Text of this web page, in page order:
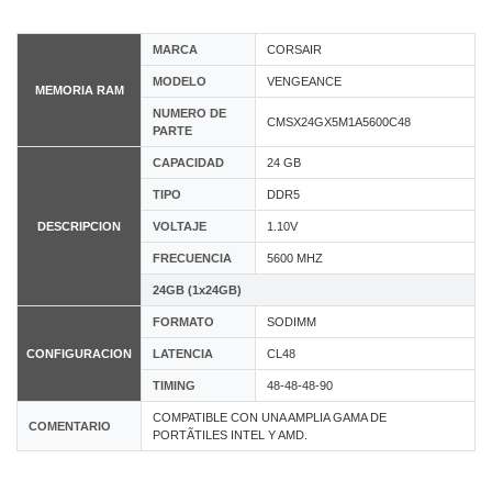
MEMORIA RAM
MARCA CORSAIR
MODELO VENGEANCE
NUMERO DE
PARTE
CMSX24GX5M1A5600C48
DESCRIPCION
CAPACIDAD 24 GB
TIPO DDR5
VOLTAJE 1.10V
FRECUENCIA 5600 MHZ
24GB (1x24GB)
CONFIGURACION
FORMATO SODIMM
LATENCIA CL48
TIMING 48-48-48-90
COMENTARIO
COMPATIBLE CON UNA AMPLIA GAMA DE
PORTÃTILES INTEL Y AMD.